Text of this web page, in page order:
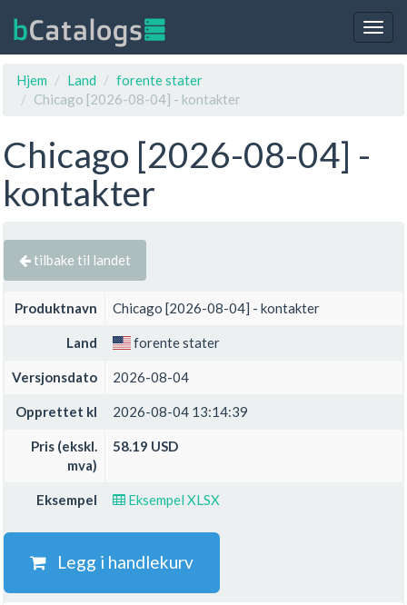
Hjem
Land
forente stater
Chicago [2026-08-04] - kontakter
Chicago [2026-08-04] -
kontakter
tilbake til landet
Produktnavn Chicago [2026-08-04] - kontakter
Land forente stater
Versjonsdato 2026-08-04
Opprettet kl 2026-08-04 13:14:39
Pris (ekskl.
mva)
58.19 USD
Eksempel Eksempel XLSX
Legg i handlekurv